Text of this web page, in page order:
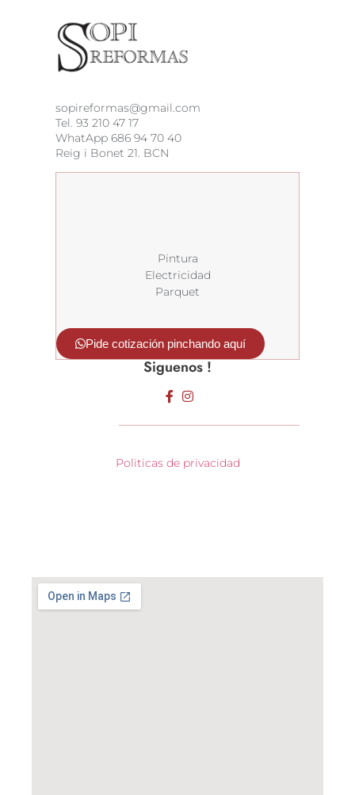
sopireformas@gmail.com
Tel. 93 210 47 17
WhatApp 686 94 70 40
Reig i Bonet 21. BCN
Pintura
Electricidad
Parquet
Pide cotización pinchando aquí
Siguenos !
Politicas de privacidad